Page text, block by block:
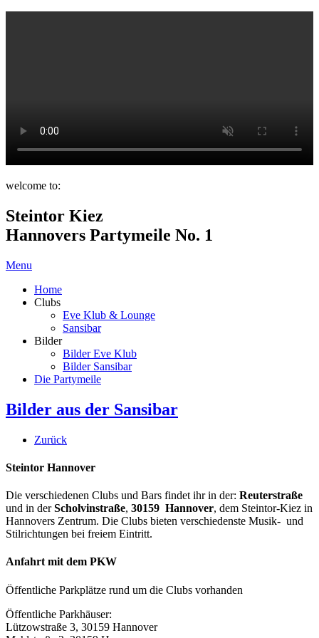
welcome to:
Steintor Kiez
Hannovers Partymeile No. 1
Menu
Home
Clubs
Eve Klub & Lounge
Sansibar
Bilder
Bilder Eve Klub
Bilder Sansibar
Die Partymeile
Bilder aus der Sansibar
Zurück
Steintor Hannover
Die verschiedenen Clubs und Bars findet ihr in der: Reuterstraße
und in derScholvinstraße, 30159 Hannover, dem Steintor-Kiez in
Hannovers Zentrum. Die Clubs bieten verschiedenste Musik- und
Stilrichtungen bei freiem Eintritt.
Anfahrt mit dem PKW
Öffentliche Parkplätze rund um die Clubs vorhanden
Öffentliche Parkhäuser:
Lützowstraße 3, 30159 Hannover